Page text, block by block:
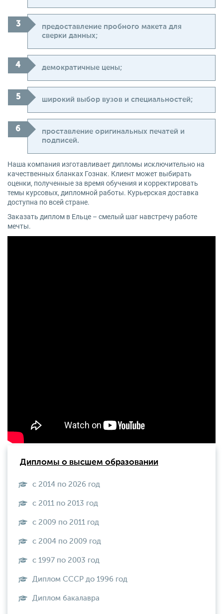
предоставление пробного макета для
сверки данных;
демократичные цены;
широкий выбор вузов и специальностей;
проставление оригинальных печатей и
подписей.
Наша компания изготавливает дипломы исключительно на
качественных бланках Гознак. Клиент может выбирать
оценки, полученные за время обучения и корректировать
темы курсовых, дипломной работы. Курьерская доставка
доступна по всей стране.
Заказать диплом в Ельце – смелый шаг навстречу работе
мечты.
Дипломы о высшем образовании
с 2014 по 2026 год
с 2011 по 2013 год
с 2009 по 2011 год
с 2004 по 2009 год
с 1997 по 2003 год
Диплом СССР до 1996 год
Диплом бакалавра